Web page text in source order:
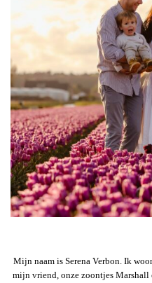
Mijn naam is Serena Verbon. Ik
mijn vriend, onze zoontjes Marshall